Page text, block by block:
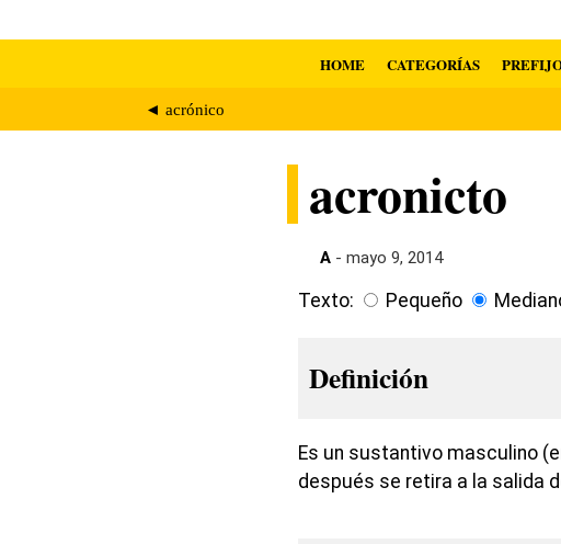
HOME CATEGORÍAS
◄ acrónico
acronicto
A - mayo 9, 2014
Texto: Pequeño
Definición
Es un sustantivo masculino
después se retira a la salida